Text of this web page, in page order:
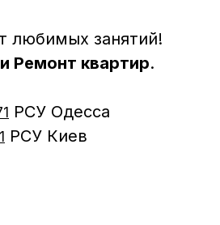
любимых занятий!
Ремонт квартир.
РСУ Одесса
РСУ Киев